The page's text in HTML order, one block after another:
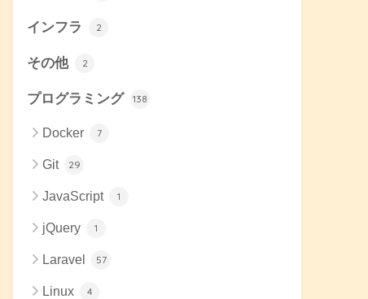
インフラ 2
その他 2
プログラミング 138
Docker 7
Git 29
JavaScript 1
jQuery 1
Laravel 57
Linux 4